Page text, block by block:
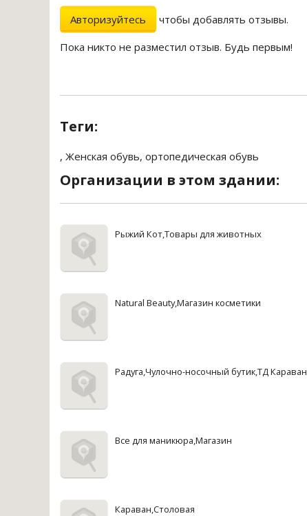
Авторизуйтесь
чтобы добавлять отзывы.
Пока никто не разместил отзыв. Будь первым!
Теги:
, Женская обувь, ортопедическая обувь
Организации в этом здании:
Рыжий Кот,Товары для животных
Natural Beauty,Магазин косметики
Радуга,Чулочно-носочный бутик,ТД Караван
Все для маникюра,Магазин
Караван,Столовая